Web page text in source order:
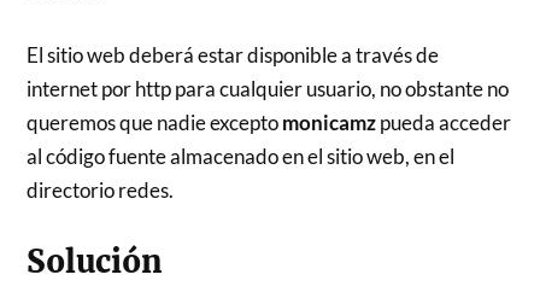
El sitio web deberá estar disponible a través de
internet por http para cualquier usuario, no obstante no
queremos que nadie exceptomonicamzpueda acceder
al código fuente almacenado en el sitio web, en el
directorio redes.
Solución